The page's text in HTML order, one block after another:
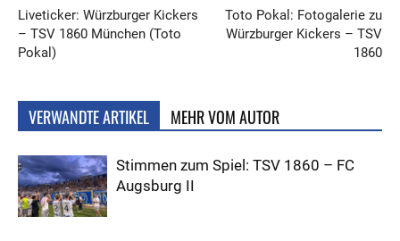
Liveticker: Würzburger Kickers
– TSV 1860 München (Toto
Pokal)
Toto Pokal: Fotogalerie zu
Würzburger Kickers – TSV
1860
VERWANDTE ARTIKEL MEHR VOM AUTOR
Stimmen zum Spiel: TSV 1860 – FC
Augsburg II